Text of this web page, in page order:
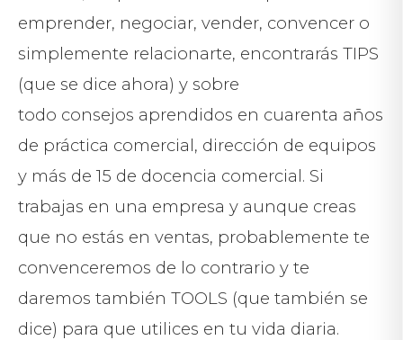
emprender, negociar, vender, convencer o
simplemente relacionarte, encontrarás TIPS
(que se dice ahora) y sobre
todo consejos aprendidos en cuarenta años
de práctica comercial, dirección de equipos
y más de 15 de docencia comercial. Si
trabajas en una empresa y aunque creas
que no estás en ventas, probablemente te
convenceremos de lo contrario y te
daremos también TOOLS (que también se
dice) para que utilices en tu vida diaria.